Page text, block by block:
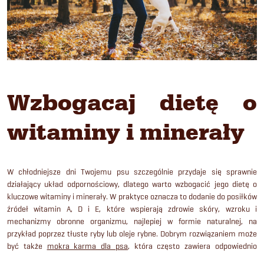
Wzbogacaj dietę o
witaminy i minerały
W chłodniejsze dni Twojemu psu szczególnie przydaje się sprawnie
działający układ odpornościowy, dlatego warto wzbogacić jego dietę o
kluczowe witaminy i minerały. W praktyce oznacza to dodanie do posiłków
źródeł witamin A, D i E, które wspierają zdrowie skóry, wzroku i
mechanizmy obronne organizmu, najlepiej w formie naturalnej, na
przykład poprzez tłuste ryby lub oleje rybne. Dobrym rozwiązaniem może
być także mokra karma dla psa, która często zawiera odpowiednio